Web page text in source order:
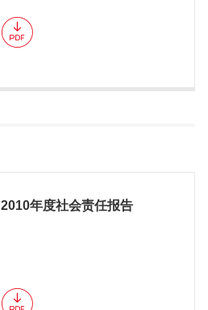
2010年度社会责任报告